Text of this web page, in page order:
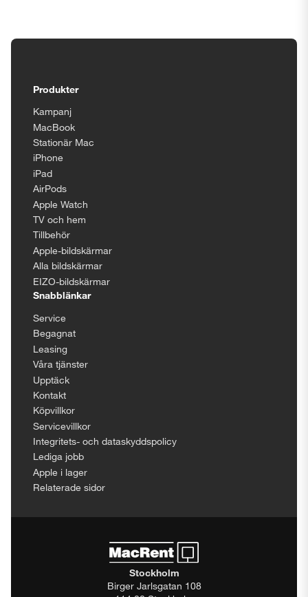
Produkter
Kampanj
MacBook
Stationär Mac
iPhone
iPad
AirPods
Apple Watch
TV och hem
Tillbehör
Apple-bildskärmar
Alla bildskärmar
EIZO-bildskärmar
Snabblänkar
Service
Begagnat
Leasing
Våra tjänster
Upptäck
Kontakt
Köpvillkor
Servicevillkor
Integritets- och dataskyddspolicy
Lediga jobb
Apple i lager
Relaterade sidor
Stockholm
Birger Jarlsgatan 108